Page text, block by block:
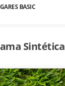
BASIC
Sintética